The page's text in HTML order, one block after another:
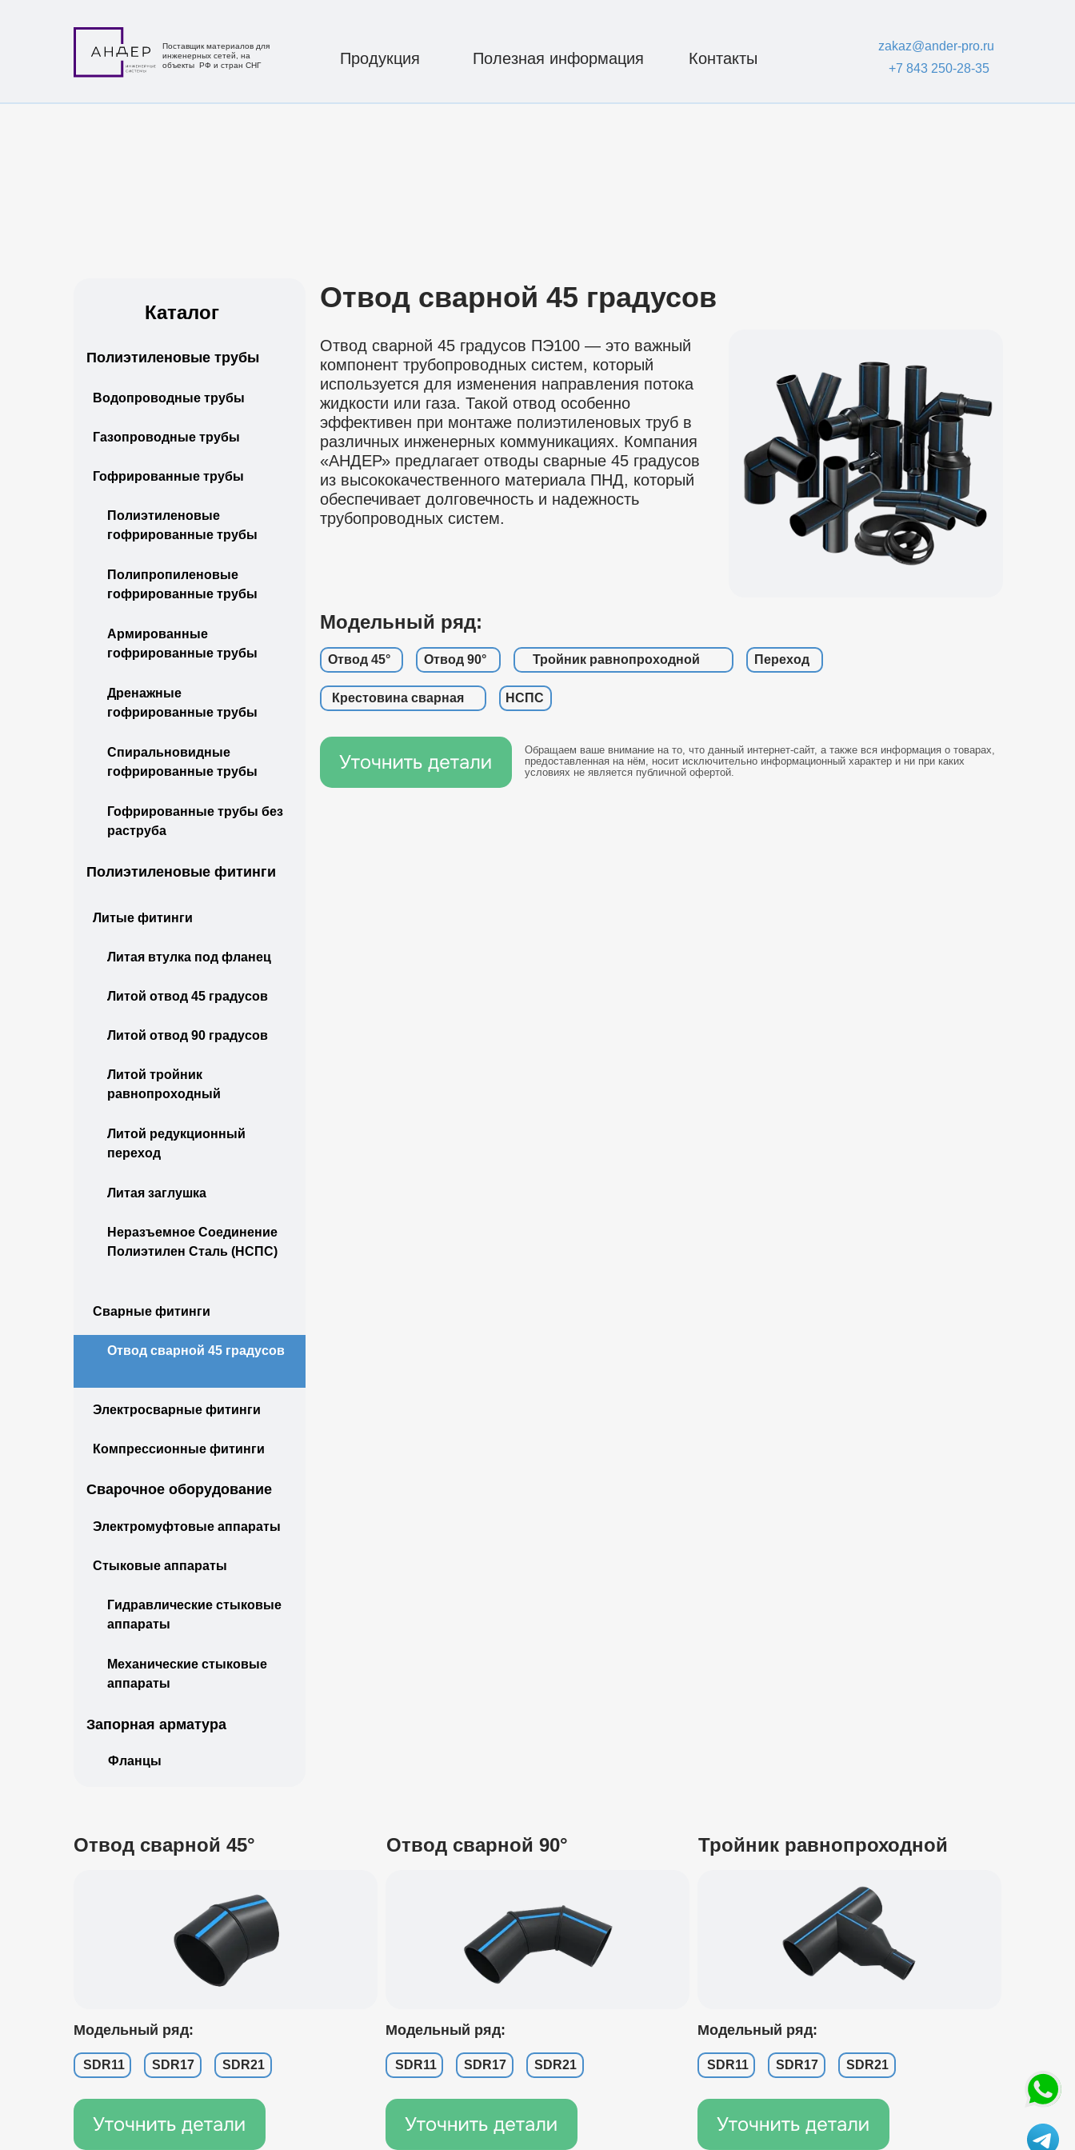
Поставщик материалов для
Поставщик материалов для
инженерных сетей, на
объекты РФ и стран СНГ
Продукция Полезная информация Контакты
+7 843 250-28-35
zakaz@ander-pro.ru
Отвод сварной 45 градусов ПЭ100 — это важный
компонент трубопроводных систем, который
используется для изменения направления потока
жидкости или газа. Такой отвод особенно
эффективен при монтаже полиэтиленовых труб в
различных инженерных коммуникациях. Компания
«АНДЕР» предлагает отводы сварные 45 градусов
из высококачественного материала ПНД, который
обеспечивает долговечность и надежность
трубопроводных систем.
Отвод 45° Отвод 90° Переход
Крестовина сварная
Тройник равнопроходной
Модельный ряд:
НСПС
Отвод сварной 45 градусов
Обращаем ваше внимание на то, что данный интернет-сайт, а также вся информация о товарах,
предоставленная на нём, носит исключительно информационный характер и ни при каких
условиях не является публичной офертой.
Фланцы
Каталог
Полиэтиленовые трубы
Водопроводные трубы
Газопроводные трубы
Полиэтиленовые
гофрированные трубы
Неразъемное Соединение
Полиэтилен Сталь (НСПС)
Отвод сварной 45 градусов
Механические стыковые
аппараты
Гидравлические стыковые
аппараты
Литая заглушка
Литой редукционный
переход
Литой тройник
равнопроходный
Литой отвод 90 градусов
Литой отвод 45 градусов
Литая втулка под фланец
Гофрированные трубы без
раструба
Спиральновидные
гофрированные трубы
Дренажные
гофрированные трубы
Армированные
гофрированные трубы
Полипропиленовые
гофрированные трубы
Гофрированные трубы
Полиэтиленовые фитинги
Литые фитинги
Сварные фитинги
Электросварные фитинги
Компрессионные фитинги
Сварочное оборудование
Электромуфтовые аппараты
Стыковые аппараты
Запорная арматура
Отвод сварной 45° Отвод сварной 90° Тройник равнопроходной
SDR11 SDR17 SDR21 SDR11 SDR17 SDR21 SDR11 SDR17 SDR21
Модельный ряд: Модельный ряд: Модельный ряд: